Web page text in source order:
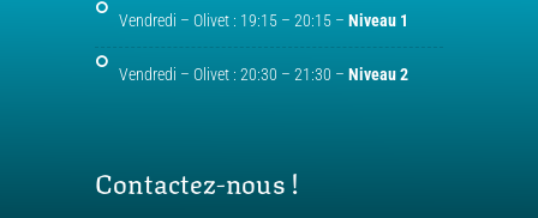
Vendredi – Olivet : 19:15 – 20:15 – Niveau 1
Vendredi – Olivet : 20:30 – 21:30 – Niveau 2
Contactez-nous !